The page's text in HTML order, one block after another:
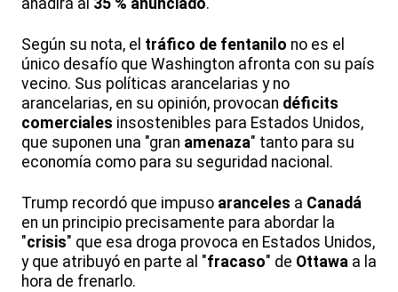
añadirá al 35 % anunciado.
Según su nota, el tráfico de fentanilo no es el
único desafío que Washington afronta con su país
vecino. Sus políticas arancelarias y no
arancelarias, en su opinión, provocan déficits
comerciales insostenibles para Estados Unidos,
que suponen una "gran amenaza" tanto para su
economía como para su seguridad nacional.
Trump recordó que impuso aranceles a Canadá
en un principio precisamente para abordar la
"crisis" que esa droga provoca en Estados Unidos,
y que atribuyó en parte al "fracaso" de Ottawa a la
hora de frenarlo.